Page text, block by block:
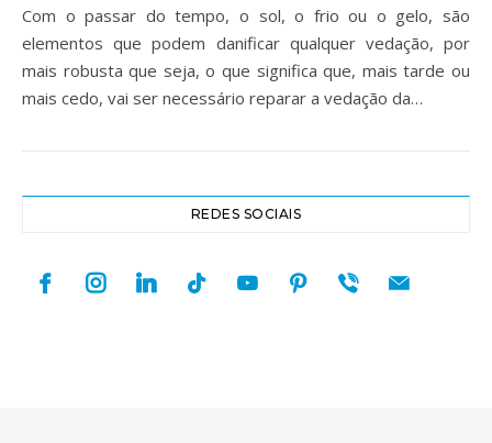
Com o passar do tempo, o sol, o frio ou o gelo, são
elementos que podem danificar qualquer vedação, por
mais robusta que seja, o que significa que, mais tarde ou
mais cedo, vai ser necessário reparar a vedação da…
REDES SOCIAIS
facebookinstagramlinkedintiktok youtubepinterest
viber mail